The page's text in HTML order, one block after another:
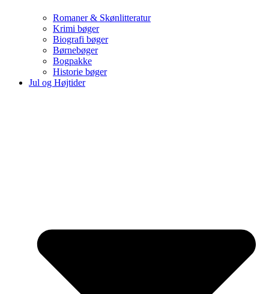
Romaner & Skønlitteratur
Krimi bøger
Biografi bøger
Børnebøger
Bogpakke
Historie bøger
Jul og Højtider